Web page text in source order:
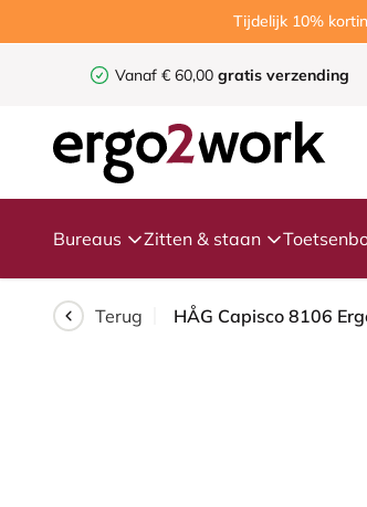
Tijdelijk 10%
Vanaf € 60,00 gratis verzending
Bureaus Zitten & staan
Terug HÅG Capisco 8106